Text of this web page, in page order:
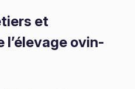
et
l’élevage ovin-